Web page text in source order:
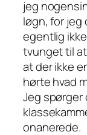
jeg
løgn, for jeg
egentlig
tvunget til
at der ikke
hørte hvad
Jeg spørger
onanerede.